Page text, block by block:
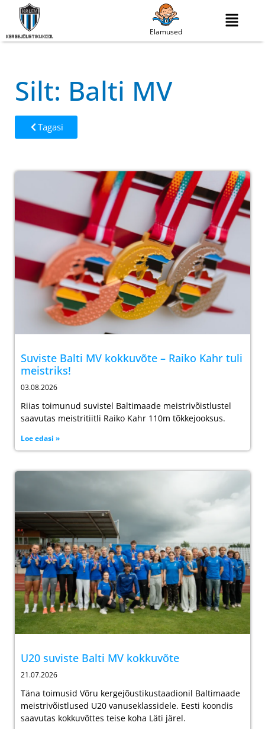
Elamused
Silt: Balti MV
Tagasi
Suviste Balti MV kokkuvõte – Raiko Kahr tuli
meistriks!
03.08.2026
Riias toimunud suvistel Baltimaade meistrivõistlustel
saavutas meistritiitli Raiko Kahr 110m tõkkejooksus.
Loe edasi »
U20 suviste Balti MV kokkuvõte
21.07.2026
Täna toimusid Võru kergejõustikustaadionil Baltimaade
meistrivõistlused U20 vanuseklassidele. Eesti koondis
saavutas kokkuvõttes teise koha Läti järel.